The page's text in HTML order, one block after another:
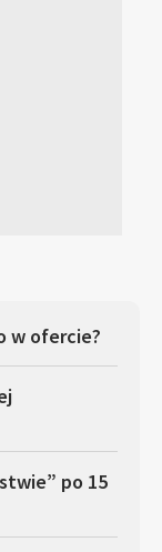
w ofercie?
po 15